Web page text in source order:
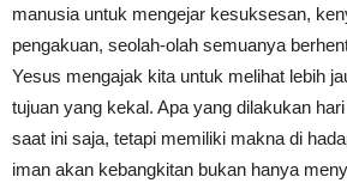
manusia untuk mengejar kesuksesan,
pengakuan, seolah-olah semuanya
Yesus mengajak kita untuk melihat lebih
tujuan yang kekal. Apa yang dilakukan
saat ini saja, tetapi memiliki makna di
iman akan kebangkitan bukan hanya